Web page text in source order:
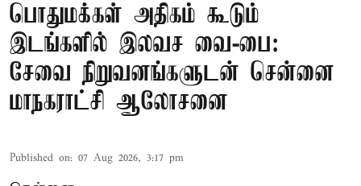
பொதுமக்கள் அதிகம் கூடும்
இடங்களில் இலவச வை-பை:
சேவை நிறுவனங்களுடன் சென்னை
மாநகராட்சி ஆலோசனை
Published on: 07 Aug 2026, 3:17 pm